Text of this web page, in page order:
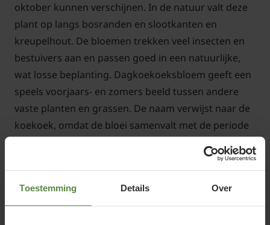
Toestemming Details Over
oktober kunnen verschijnen. In de natuur valt deze
plant op langs bosranden en slootkanten en
kreupelhout. De bloemen trekken veel insecten en
bestuivers aan en passen goed in een natuurlijke,
wat losse beplanting. Dagkoekoeksbloem geeft een
speels voorjaars- en zomers beeld tussen andere
vaste planten en grassen. De naam verwijst naar de
koekoek, omdat de bloei samenvalt met de periode
Dagkoekoeksbloem voelt zich het meest thuis op